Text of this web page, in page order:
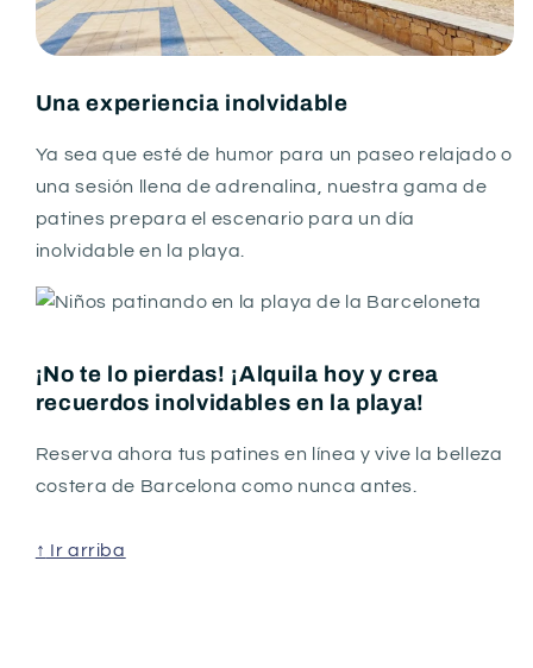
Una experiencia inolvidable
Ya sea que esté de humor para un paseo relajado o
una sesión llena de adrenalina, nuestra gama de
patines prepara el escenario para un día
inolvidable en la playa.
¡No te lo pierdas! ¡Alquila hoy y crea
recuerdos inolvidables en la playa!
Reserva ahora tus patines en línea y vive la belleza
costera de Barcelona como nunca antes.
↑ Ir arriba